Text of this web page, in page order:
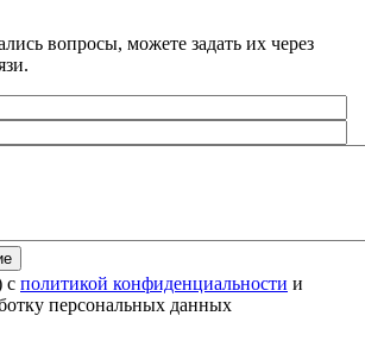
вопросы, можете задать их через
с политикой конфиденциальности и
персональных данных